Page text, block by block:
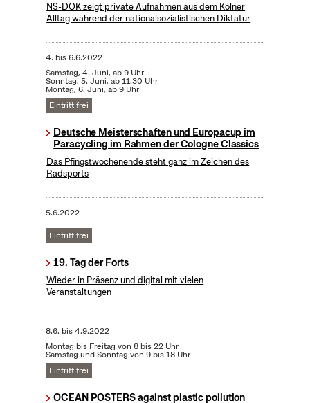
NS-DOK zeigt private Aufnahmen aus dem Kölner
Alltag während der nationalsozialistischen Diktatur
4. bis6.6.2022
Samstag, 4. Juni, ab 9 Uhr
Sonntag, 5. Juni, ab 11.30 Uhr
Montag, 6. Juni, ab 9 Uhr
Eintritt frei
Deutsche Meisterschaften und Europacup im
Paracycling im Rahmen der Cologne Classics
Das Pfingstwochenende steht ganz im Zeichen des
Radsports
5.6.2022
Eintritt frei
19. Tag der Forts
Wieder in Präsenz und digital mit vielen
Veranstaltungen
8.6. bis4.9.2022
Montag bis Freitag von 8 bis 22 Uhr
Samstag und Sonntag von 9 bis 18 Uhr
Eintritt frei
OCEAN POSTERS against plastic pollution